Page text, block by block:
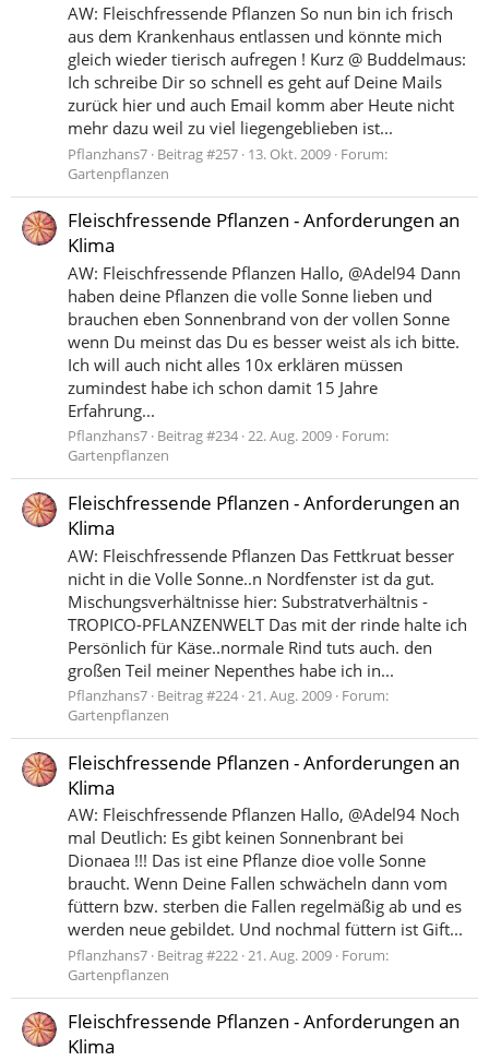
AW: Fleischfressende Pflanzen So nun bin ich frisch
aus dem Krankenhaus entlassen und könnte mich
gleich wieder tierisch aufregen ! Kurz @ Buddelmaus:
Ich schreibe Dir so schnell es geht auf Deine Mails
zurück hier und auch Email komm aber Heute nicht
mehr dazu weil zu viel liegengeblieben ist...
Pflanzhans7 Beitrag #257 13. Okt. 2009 Forum:
Gartenpflanzen
Fleischfressende Pflanzen - Anforderungen an
Klima
AW: Fleischfressende Pflanzen Hallo, @Adel94 Dann
haben deine Pflanzen die volle Sonne lieben und
brauchen eben Sonnenbrand von der vollen Sonne
wenn Du meinst das Du es besser weist als ich bitte.
Ich will auch nicht alles 10x erklären müssen
zumindest habe ich schon damit 15 Jahre
Erfahrung...
Pflanzhans7 Beitrag #234 22. Aug. 2009 Forum:
Gartenpflanzen
Fleischfressende Pflanzen - Anforderungen an
Klima
AW: Fleischfressende Pflanzen Das Fettkruat besser
nicht in die Volle Sonne..n Nordfenster ist da gut.
Mischungsverhältnisse hier: Substratverhältnis -
TROPICO-PFLANZENWELT Das mit der rinde halte ich
Persönlich für Käse..normale Rind tuts auch. den
großen Teil meiner Nepenthes habe ich in...
Pflanzhans7 Beitrag #224 21. Aug. 2009 Forum:
Gartenpflanzen
Fleischfressende Pflanzen - Anforderungen an
Klima
AW: Fleischfressende Pflanzen Hallo, @Adel94 Noch
mal Deutlich: Es gibt keinen Sonnenbrant bei
Dionaea !!! Das ist eine Pflanze dioe volle Sonne
braucht. Wenn Deine Fallen schwächeln dann vom
füttern bzw. sterben die Fallen regelmäßig ab und es
werden neue gebildet. Und nochmal füttern ist Gift...
Pflanzhans7 Beitrag #222 21. Aug. 2009 Forum:
Gartenpflanzen
Fleischfressende Pflanzen - Anforderungen an
Klima